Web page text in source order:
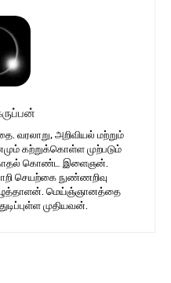
வரலாறு, அறிவியல் மற்றும்
கற்றுக்கொள்ள முற்படும்
கொண்ட இளைஞன்.
செயற்கை நுண்ணறிவு
மெய்ஞ்ஞானத்தை
முதியவன்.